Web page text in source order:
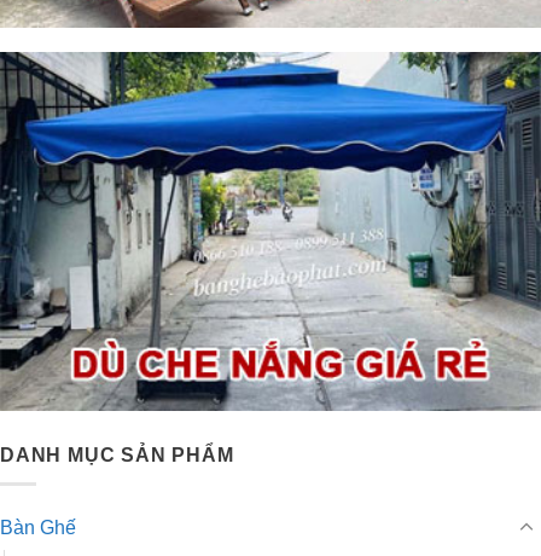
DANH MỤC SẢN PHẨM
Bàn Ghế